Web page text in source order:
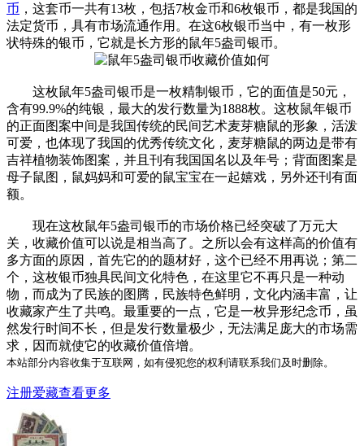
币 ，这套币一共有13枚，包括7枚金币和6枚银币，都是我国的
法定货币，具有市场流通作用。在这6枚银币当中，有一枚形
状特殊的银币，它就是长方形的鼠年5盎司银币。
这枚鼠年5盎司银币是一枚精制银币，它的面值是50元，
含有99.9%的纯银，最大的发行数量为1888枚。这枚鼠年银币
的正面图案中间是我国传统的民间艺术麦芽糖鼠的形象，活泼
可爱，也体现了我国的优秀传统文化，麦芽糖鼠的两边是带有
吉祥植物装饰图案，并且刊有我国国名以及年号；背面图案是
母子鼠图，鼠妈妈和可爱的鼠宝宝在一起嬉戏，另外还刊有面
额。
现在这枚鼠年5盎司银币的市场价格已经突破了万元大
关，收藏价值可以说是相当高了。之所以会有这样高的价值有
多方面的原因，首先它的的题材好，这个已经不用再说；第二
个，这枚银币独具民间文化特色，在这里它不再只是一种动
物，而成为了民族的图腾，民族特色鲜明，文化内涵丰富，让
收藏家产生了共鸣。最重要的一点，它是一枚异形纪念币，虽
然发行时间不长，但是发行数量极少，无法满足庞大的市场需
求，因而就使它的收藏价值倍增。
本站部分内容收集于互联网，如有侵犯您的权利请联系我们及时删除。
注册爱藏查看更多